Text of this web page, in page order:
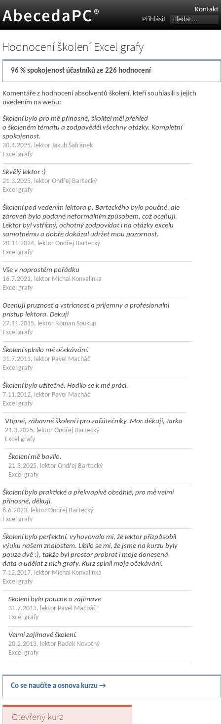
Kontakt
Přihlásit
Hodnocení školení Excel grafy
96 % spokojenost účastníků ze 226 hodnocení
Komentáře z hodnocení absolventů školení, kteří souhlasili s jejich
uvedením na webu:
Školení bylo pro mě přínosné, školitel měl přehled
o školeném tématu a zodpověděl všechny otázky. Kompletní
spokojenost.
30.4.2025, lektor Jakub Šafránek
Excel grafy
Skvělý lektor :)
21.3.2025, lektor Ondřej Bartecký
Excel grafy
Školení pod vedením lektora p. Barteckého bylo poučné, ale
zároveň bylo podané neformálním způsobem, což oceňuji.
Lektor byl vstřícný, ochotný zodpovídat i na otázky excelu
samotnému a dobře dokázal udržet mou pozornost.
20.11.2024, lektor Ondřej Bartecký
Excel grafy
Vše v naprostém pořádku
16.7.2021, lektor Michal Konvalinka
Excel grafy
Ocenuji pruznost a vstricnost a prijemny a profesionalni
pristup lektora. Dekuji
27.11.2015, lektor Roman Soukup
Excel grafy
Školení splnilo mé očekávání.
31.7.2013, lektor Pavel Macháč
Excel grafy
Školení bylo užitečné. Hodilo se k mé práci.
7.11.2012, lektor Pavel Macháč
Excel grafy
Vtipné, zábavné školení i pro začátečníky. Moc děkuji, Jarka
21.3.2025, lektor Ondřej Bartecký
Excel grafy
Školení mě bavilo.
21.3.2025, lektor Ondřej Bartecký
Excel grafy
Školení bylo praktické a překvapivě obsáhlé, pro mě velmi
přínosné, děkuji.
8.6.2023, lektor Ondřej Bartecký
Excel grafy
Školení bylo perfektní, vyhovovalo mi, že lektor přizpůsobil
výuku našem znalostem. Líbilo se mi, že jsme na kurzu byly
pouze dvě :), takže byl prostor probrat i moje donesená
data a udělat z nich grafy. Kurz splnil moje očekávání.
7.12.2017, lektor Michal Konvalinka
Excel grafy
Skoleni bylo poucne a zajimave
31.7.2013, lektor Pavel Macháč
Excel grafy
Velmi zajímavé školení.
20.2.2013, lektor Radek Novotný
Excel grafy
Co se naučíte a osnova kurzu →
Otevřený kurz